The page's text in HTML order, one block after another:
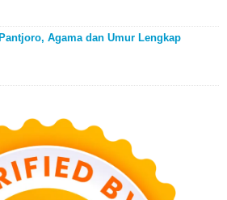
Agama dan Umur Lengkap